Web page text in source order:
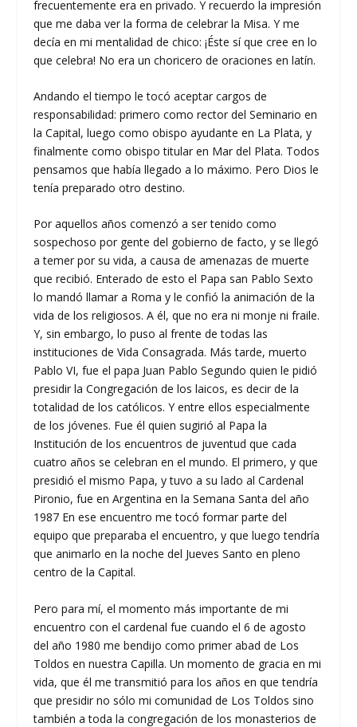
frecuentemente era en privado. Y recuerdo la impresión
que me daba ver la forma de celebrar la Misa. Y me
decía en mi mentalidad de chico: ¡Éste sí que cree en lo
que celebra! No era un choricero de oraciones en latín.
Andando el tiempo le tocó aceptar cargos de
responsabilidad: primero como rector del Seminario en
la Capital, luego como obispo ayudante en La Plata, y
finalmente como obispo titular en Mar del Plata. Todos
pensamos que había llegado a lo máximo. Pero Dios le
tenía preparado otro destino.
Por aquellos años comenzó a ser tenido como
sospechoso por gente del gobierno de facto, y se llegó
a temer por su vida, a causa de amenazas de muerte
que recibió. Enterado de esto el Papa san Pablo Sexto
lo mandó llamar a Roma y le confió la animación de la
vida de los religiosos. A él, que no era ni monje ni fraile.
Y, sin embargo, lo puso al frente de todas las
instituciones de Vida Consagrada. Más tarde, muerto
Pablo VI, fue el papa Juan Pablo Segundo quien le pidió
presidir la Congregación de los laicos, es decir de la
totalidad de los católicos. Y entre ellos especialmente
de los jóvenes. Fue él quien sugirió al Papa la
Institución de los encuentros de juventud que cada
cuatro años se celebran en el mundo. El primero, y que
presidió el mismo Papa, y tuvo a su lado al Cardenal
Pironio, fue en Argentina en la Semana Santa del año
1987 En ese encuentro me tocó formar parte del
equipo que preparaba el encuentro, y que luego tendría
que animarlo en la noche del Jueves Santo en pleno
centro de la Capital.
Pero para mí, el momento más importante de mi
encuentro con el cardenal fue cuando el 6 de agosto
del año 1980 me bendijo como primer abad de Los
Toldos en nuestra Capilla. Un momento de gracia en mi
vida, que él me transmitió para los años en que tendría
que presidir no sólo mi comunidad de Los Toldos sino
también a toda la congregación de los monasterios de